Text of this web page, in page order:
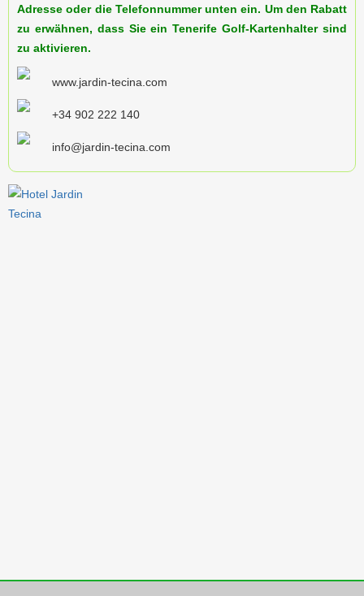
Adresse oder die Telefonnummer unten ein. Um den Rabatt
zu erwähnen, dass Sie einTenerife Golf-Kartenhalter sind
zu aktivieren.
www.jardin-tecina.com
+34 902 222 140
info@jardin-tecina.com